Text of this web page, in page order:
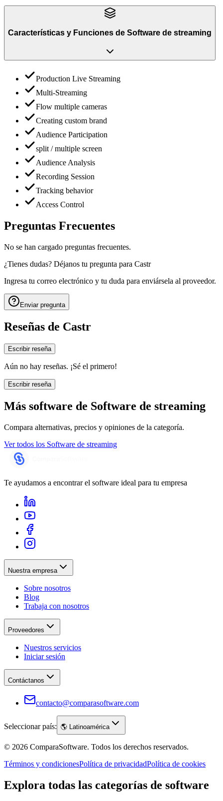
Características y Funciones de Software de streaming
Production Live Streaming
Multi-Streaming
Flow multiple cameras
Creating custom brand
Audience Participation
split / multiple screen
Audience Analysis
Recording Session
Tracking behavior
Access Control
Preguntas Frecuentes
No se han cargado preguntas frecuentes.
¿Tienes dudas? Déjanos tu pregunta para Castr
Ingresa tu correo electrónico y tu duda para enviársela al proveedor.
Enviar pregunta
Reseñas de Castr
Escribir reseña
Aún no hay reseñas. ¡Sé el primero!
Escribir reseña
Más software de Software de streaming
Compara alternativas, precios y opiniones de la categoría.
Ver todos los Software de streaming
Te ayudamos a encontrar el software ideal para tu empresa
Nuestra empresa
Sobre nosotros
Blog
Trabaja con nosotros
Proveedores
Nuestros servicios
Iniciar sesión
Contáctanos
contacto@comparasoftware.com
Seleccionar país: 🌎 Latinoamérica
© 2026 ComparaSoftware. Todos los derechos reservados.
Términos y condicionesPolítica de privacidadPolítica de cookies
Explora todas las categorías de software